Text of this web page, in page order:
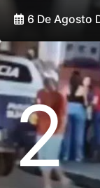
6 De Agosto
2